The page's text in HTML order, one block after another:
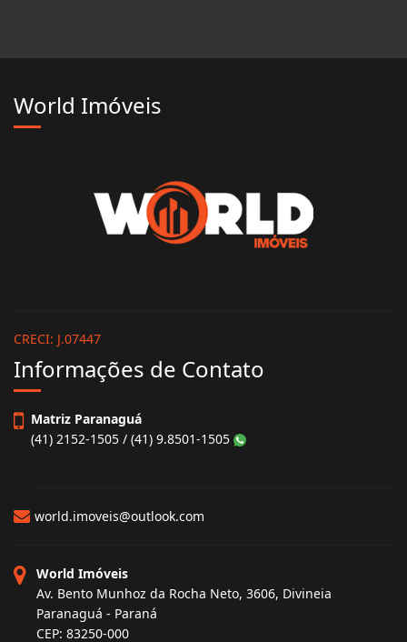
World Imóveis
CRECI: J.07447
Informações de Contato
Matriz Paranaguá
(41) 2152-1505 / (41) 9.8501-1505
world.imoveis@outlook.com
World Imóveis
Av. Bento Munhoz da Rocha Neto, 3606, Divineia
Paranaguá - Paraná
CEP: 83250-000